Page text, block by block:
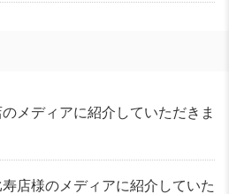
メディアに紹介していただきま
店様のメディアに紹介していた